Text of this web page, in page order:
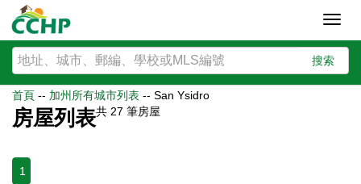
搜索
首頁 -- 加州所有城市列表 -- San Ysidro
房屋列表共 27 筆房屋
1